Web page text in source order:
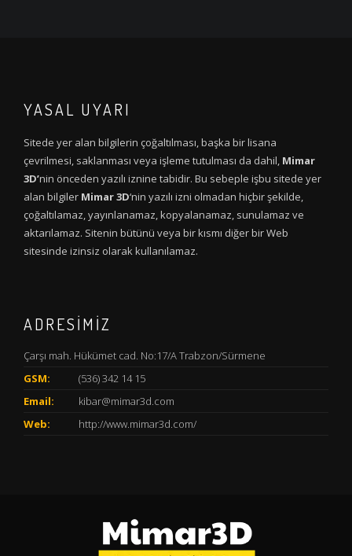
YASAL UYARI
Sitede yer alan bilgilerin çoğaltılması, başka bir lisana
çevrilmesi, saklanması veya işleme tutulması da dahil, Mimar
3D’nin önceden yazılı iznine tabidir. Bu sebeple işbu sitede yer
alan bilgiler Mimar 3D‘nin yazılı izni olmadan hiçbir şekilde,
çoğaltılamaz, yayınlanamaz, kopyalanamaz, sunulamaz ve
aktarılamaz. Sitenin bütünü veya bir kısmı diğer bir Web
sitesinde izinsiz olarak kullanılamaz.
ADRESİMİZ
Çarşı mah. Hükümet cad. No:17/A Trabzon/Sürmene
GSM:
(536) 342 14 15
Email:
kibar@mimar3d.com
Web:
http://www.mimar3d.com/